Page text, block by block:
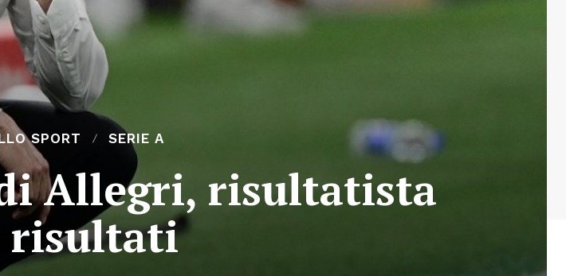
SPORT SERIE A
Allegri, risultatista
risultati